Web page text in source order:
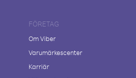
FÖRETAG
Om Viber
Varumärkescenter
Karriär